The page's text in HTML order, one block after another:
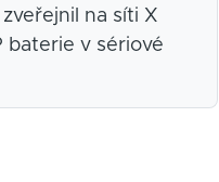
na síti X
baterie v sériové